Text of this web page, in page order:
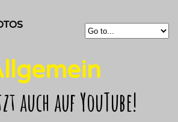
auch auf YouTube!